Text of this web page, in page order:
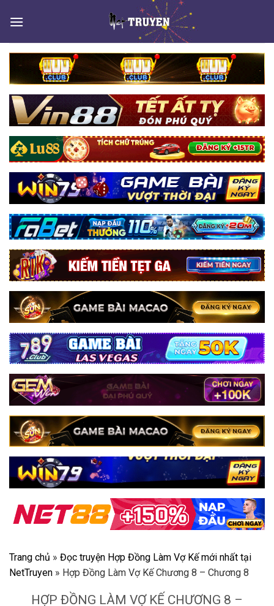
Trang chủ » Đọc truyện Hợp Đồng Làm Vợ Kế mới nhất tại
NetTruyen » Hợp Đồng Làm Vợ Kế Chương 8 – Chương 8
HỢP ĐỒNG LÀM VỢ KẾ CHƯƠNG 8 –